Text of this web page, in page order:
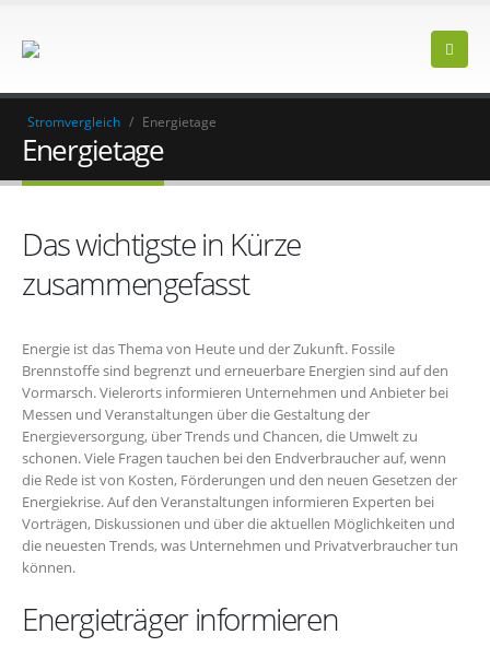
Stromvergleich / Energietage
Energietage
Das wichtigste in Kürze
zusammengefasst
Energie ist das Thema von Heute und der Zukunft. Fossile
Brennstoffe sind begrenzt und erneuerbare Energien sind auf den
Vormarsch. Vielerorts informieren Unternehmen und Anbieter bei
Messen und Veranstaltungen über die Gestaltung der
Energieversorgung, über Trends und Chancen, die Umwelt zu
schonen. Viele Fragen tauchen bei den Endverbraucher auf, wenn
die Rede ist von Kosten, Förderungen und den neuen Gesetzen der
Energiekrise. Auf den Veranstaltungen informieren Experten bei
Vorträgen, Diskussionen und über die aktuellen Möglichkeiten und
die neuesten Trends, was Unternehmen und Privatverbraucher tun
können.
Energieträger informieren